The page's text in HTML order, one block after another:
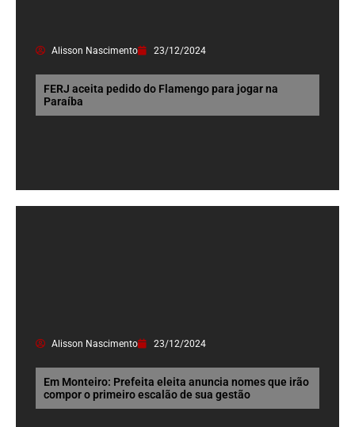
Alisson Nascimento 23/12/2024
FERJ aceita pedido do Flamengo para jogar na
Paraíba
Alisson Nascimento 23/12/2024
Em Monteiro: Prefeita eleita anuncia nomes que irão
compor o primeiro escalão de sua gestão